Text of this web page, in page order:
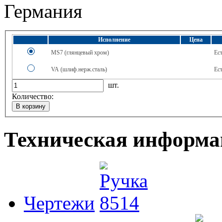
Германия
Исполнение
Цена
MS7 (глянцевый хром)
VA (шлиф.нерж.сталь)
шт.
Количество:
Техническая
Чертежи